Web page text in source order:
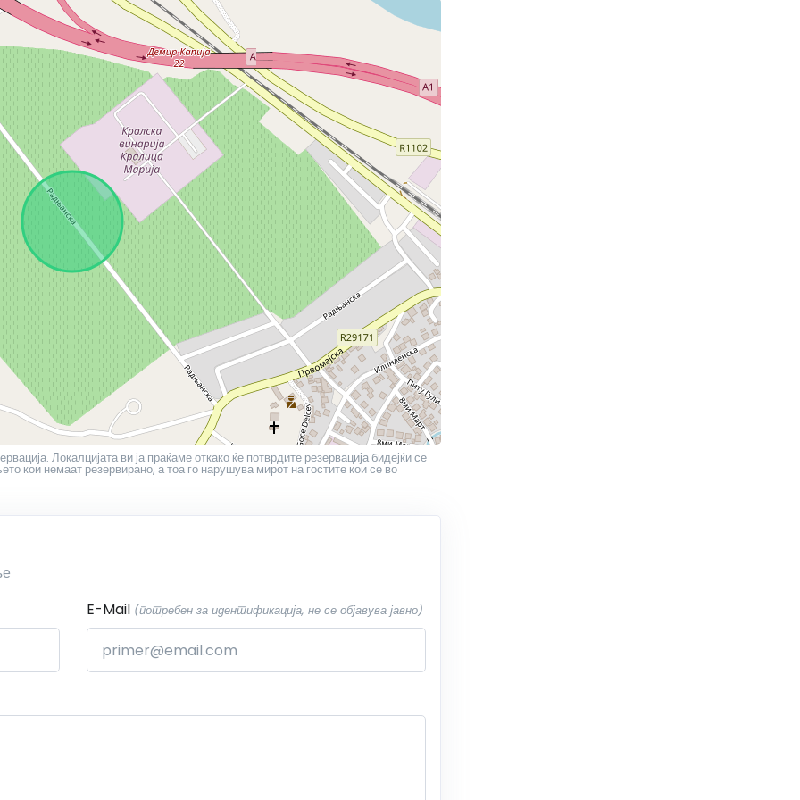
Локалцијата ви ја праќаме откако ќе потврдите резервација бидејќи се
кои немаат резервирано, а тоа го нарушува мирот на гостите кои се во
E-Mail (потребен за идентификација, не се објавува јавно)